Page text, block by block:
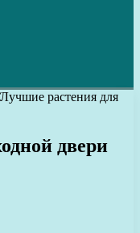
Лучшие растения для
двери